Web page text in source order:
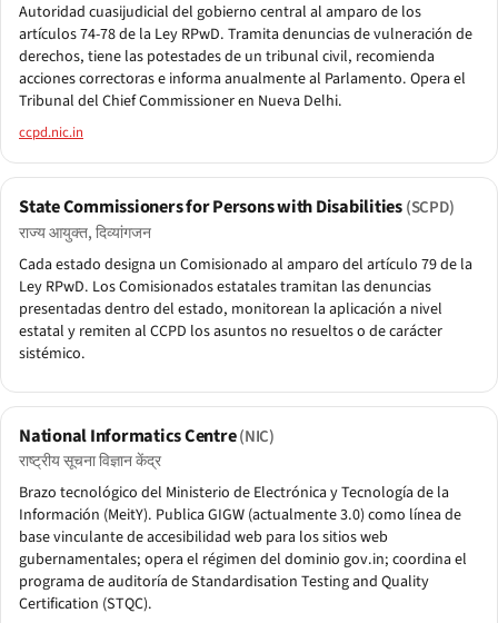
Autoridad cuasijudicial del gobierno central al amparo de los
artículos 74-78 de la Ley RPwD. Tramita denuncias de vulneración de
derechos, tiene las potestades de un tribunal civil, recomienda
acciones correctoras e informa anualmente al Parlamento. Opera el
Tribunal del Chief Commissioner en Nueva Delhi.
ccpd.nic.in
State Commissioners for Persons with Disabilities(SCPD)
राज्य आयुक्त, दिव्यांगजन
Cada estado designa un Comisionado al amparo del artículo 79 de la
Ley RPwD. Los Comisionados estatales tramitan las denuncias
presentadas dentro del estado, monitorean la aplicación a nivel
estatal y remiten al CCPD los asuntos no resueltos o de carácter
sistémico.
National Informatics Centre(NIC)
राष्ट्रीय सूचना विज्ञान केंद्र
Brazo tecnológico del Ministerio de Electrónica y Tecnología de la
Información (MeitY). Publica GIGW (actualmente 3.0) como línea de
base vinculante de accesibilidad web para los sitios web
gubernamentales; opera el régimen del dominio gov.in; coordina el
programa de auditoría de Standardisation Testing and Quality
Certification (STQC).